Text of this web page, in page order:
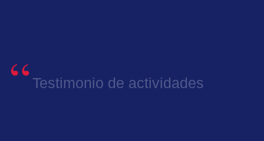
Testimonio de actividades